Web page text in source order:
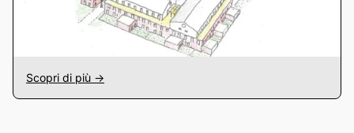
Scopri di più ->